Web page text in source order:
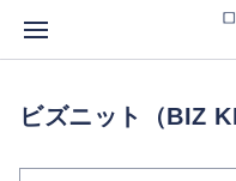
ビズニット（BIZ